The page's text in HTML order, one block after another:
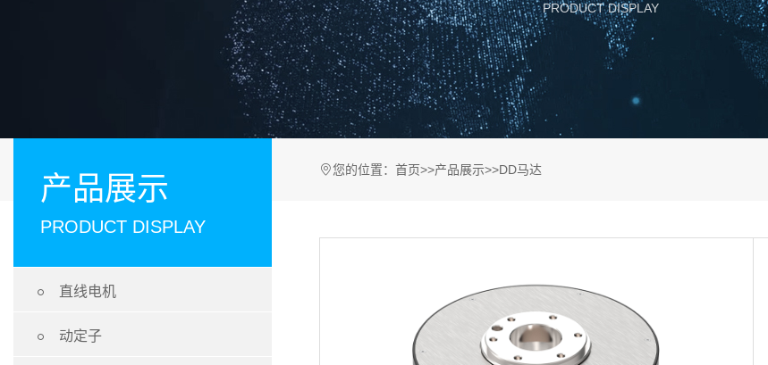
PRODUCT DISPLAY
产品展示
PRODUCT DISPLAY
 直线电机
 动定子
您的位置： 首页>>产品展示>>DD马达